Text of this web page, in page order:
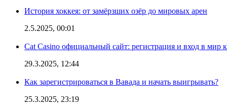
История хоккея: от замёрзших озёр до мировых арен
2.5.2025, 00:01
Cat Casino официальный сайт: регистрация и вход в мир
29.3.2025, 12:44
Как зарегистрироваться в Вавада и начать выигрывать?
25.3.2025, 23:19